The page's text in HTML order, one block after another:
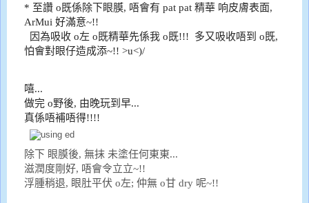
* 至讚 o既係除下眼膜, 唔會有 pat pat 精華 响皮膚表面,
ArMui 好滿意~!!
因為吸收 o左 o既精華先係我 o既!!! 多又吸收唔到 o既,
怕會對眼仔造成添~!! >u<)/
嘻...
做完 o野後, 由晚玩到早...
真係唔補唔得!!!!
除下 眼膜後, 無抹 未塗任何東東...
滋潤度剛好, 唔會令立立~!!
浮腫稍退, 眼肚平伏 o左; 仲無 o甘 dry 呢~!!